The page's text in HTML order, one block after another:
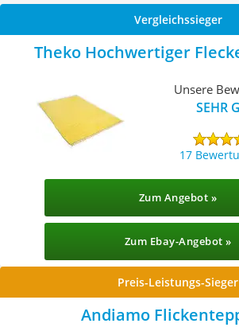
Vergleichssieger
Theko Hochwertiger
Unsere
SEHR
17
Zum Angebot »
Zum Ebay-Angebot »
Preis-Leistungs-Sieger
Andiamo